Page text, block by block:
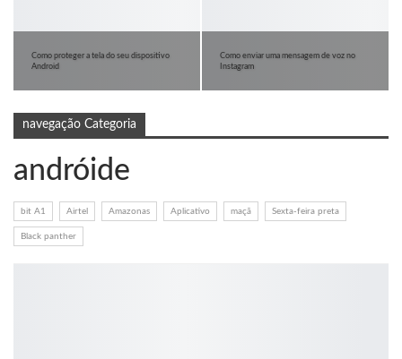
Como proteger a tela do seu dispositivo
Android
Como enviar uma mensagem de voz no
Instagram
navegação Categoria
andróide
bit A1 Airtel Amazonas Aplicativo maçã Sexta-feira preta
Black panther